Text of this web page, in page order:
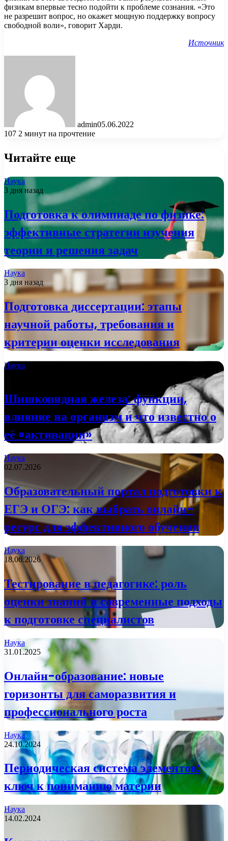
физикам впервые тесно подойти к проблеме сознания. «Это
не разрешит вопрос, но окажет мощную поддержку вопросу
свободной воли», говорит Харди.
Источник
admin05.06.2022
107 2 минут на прочтение
Читайте еще
Наука
3 дня назад
Подготовка к олимпиаде по физике:
эффективные стратегии изучения
теории и решения задач
Наука
3 дня назад
Подготовка диссертации: этапы
научной работы, требования и
критерии оценки исследования
Наука
Шишковидная железа: функции,
влияние на организм и что известно о
её «активации»
Наука
02.07.2026
Образовательный портал подготовки к
ЕГЭ и ОГЭ: как выбрать онлайн-
ресурс для эффективного обучения
Наука
18.06.2026
Тестирование в педагогике: роль
оценки знаний и современные подходы
к подготовке специалистов
Наука
31.01.2025
Онлайн-образование: новые
горизонты для саморазвития и
профессионального роста
Наука
24.10.2024
Периодическая система элементов:
ключ к пониманию материи
Наука
14.02.2024